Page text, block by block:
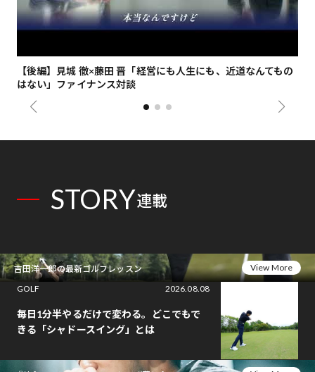
【後編】見城 徹×藤田 晋「経営にも人生にも、近道なんてもの
はない」ファイナンス対談
STORY連載
吉田洋一郎の最新ゴルフレッスン
View More
GOLF
2026.08.08
毎日1分半やるだけで変わる。どこでもで
きる「シャドースイング」とは